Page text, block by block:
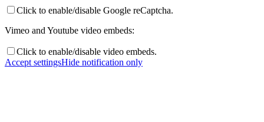
Click to enable/disable Google reCaptcha.
Vimeo and Youtube video embeds:
Click to enable/disable video embeds.
Accept settingsHide notification only